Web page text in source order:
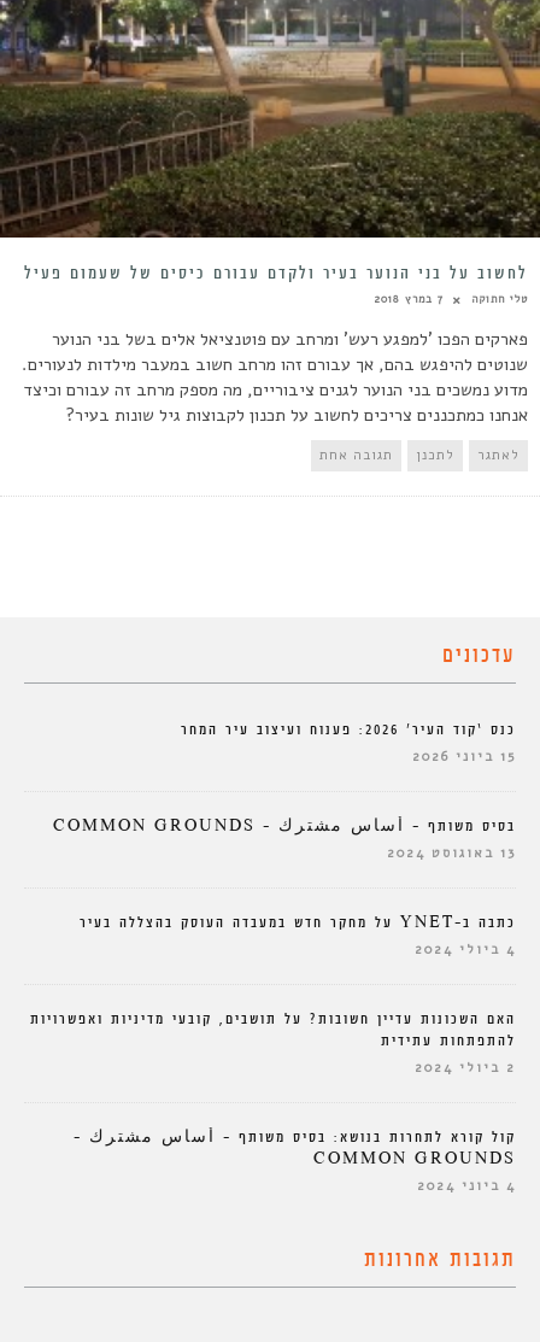
לחשוב על בני הנוער בעיר ולקדם עבורם כיסים של שעמום פעיל
טלי חתוקה 7 במרץ 2018
פארקים הפכו 'למפגע רעש' ומרחב עם פוטנציאל אלים בשל בני הנוער
שנוטים להיפגש בהם, אך עבורם זהו מרחב חשוב במעבר מילדות לנעורים.
מדוע נמשכים בני הנוער לגנים ציבוריים, מה מספק מרחב זה עבורם וכיצד
אנחנו כמתכננים צריכים לחשוב על תכנון לקבוצות גיל שונות בעיר?
לאתגר לתכנן תגובה אחת
עדכונים
כנס ‘קוד העיר’ 2026: פענוח ועיצוב עיר המחר
15 ביוני 2026
בסיס משותף – أساس مشترك – COMMON GROUNDS
13 באוגוסט 2024
כתבה ב-YNET על מחקר חדש במעבדה העוסק בהצללה בעיר
4 ביולי 2024
האם השכונות עדיין חשובות? על תושבים, קובעי מדיניות ואפשרויות
להתפתחות עתידית
2 ביולי 2024
קול קורא לתחרות בנושא: בסיס משותף – أساس مشترك –
COMMON GROUNDS
4 ביוני 2024
תגובות אחרונות